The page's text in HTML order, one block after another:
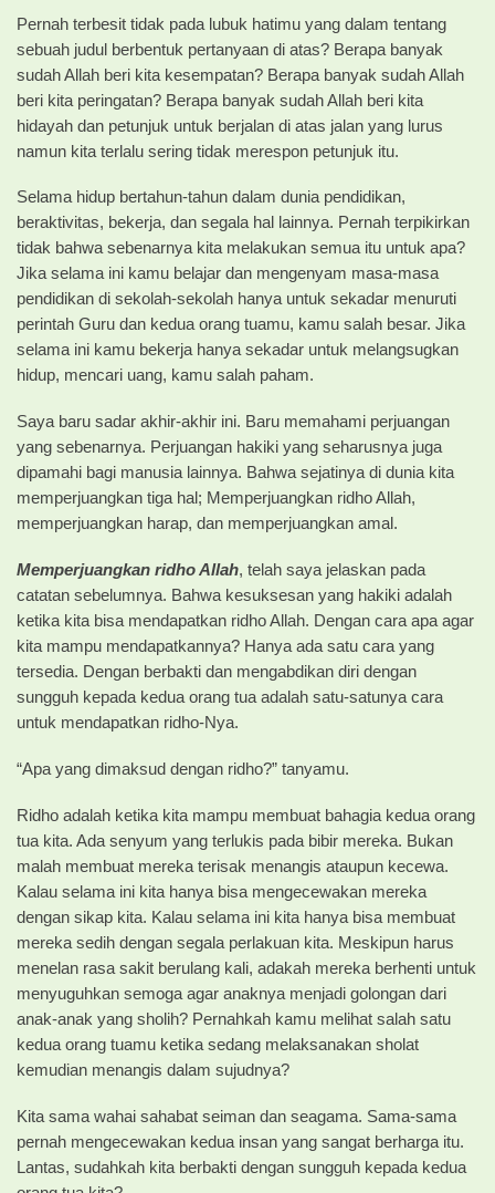
Pernah terbesit tidak pada lubuk hatimu yang dalam tentang
sebuah judul berbentuk pertanyaan di atas? Berapa banyak
sudah Allah beri kita kesempatan? Berapa banyak sudah Allah
beri kita peringatan? Berapa banyak sudah Allah beri kita
hidayah dan petunjuk untuk berjalan di atas jalan yang lurus
namun kita terlalu sering tidak merespon petunjuk itu.
Selama hidup bertahun-tahun dalam dunia pendidikan,
beraktivitas, bekerja, dan segala hal lainnya. Pernah terpikirkan
tidak bahwa sebenarnya kita melakukan semua itu untuk apa?
Jika selama ini kamu belajar dan mengenyam masa-masa
pendidikan di sekolah-sekolah hanya untuk sekadar menuruti
perintah Guru dan kedua orang tuamu, kamu salah besar. Jika
selama ini kamu bekerja hanya sekadar untuk melangsugkan
hidup, mencari uang, kamu salah paham.
Saya baru sadar akhir-akhir ini. Baru memahami perjuangan
yang sebenarnya. Perjuangan hakiki yang seharusnya juga
dipamahi bagi manusia lainnya. Bahwa sejatinya di dunia kita
memperjuangkan tiga hal; Memperjuangkan ridho Allah,
memperjuangkan harap, dan memperjuangkan amal.
Memperjuangkan ridho Allah, telah saya jelaskan pada
catatan sebelumnya. Bahwa kesuksesan yang hakiki adalah
ketika kita bisa mendapatkan ridho Allah. Dengan cara apa agar
kita mampu mendapatkannya? Hanya ada satu cara yang
tersedia. Dengan berbakti dan mengabdikan diri dengan
sungguh kepada kedua orang tua adalah satu-satunya cara
untuk mendapatkan ridho-Nya.
“Apa yang dimaksud dengan ridho?” tanyamu.
Ridho adalah ketika kita mampu membuat bahagia kedua orang
tua kita. Ada senyum yang terlukis pada bibir mereka. Bukan
malah membuat mereka terisak menangis ataupun kecewa.
Kalau selama ini kita hanya bisa mengecewakan mereka
dengan sikap kita. Kalau selama ini kita hanya bisa membuat
mereka sedih dengan segala perlakuan kita. Meskipun harus
menelan rasa sakit berulang kali, adakah mereka berhenti untuk
menyuguhkan semoga agar anaknya menjadi golongan dari
anak-anak yang sholih? Pernahkah kamu melihat salah satu
kedua orang tuamu ketika sedang melaksanakan sholat
kemudian menangis dalam sujudnya?
Kita sama wahai sahabat seiman dan seagama. Sama-sama
pernah mengecewakan kedua insan yang sangat berharga itu.
Lantas, sudahkah kita berbakti dengan sungguh kepada kedua